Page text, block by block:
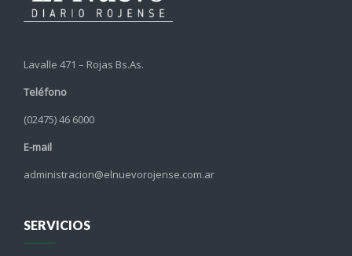
Lavalle 471 – Rojas Bs.As.
Teléfono
(02475) 46 6000
E-mail
administracion@elnuevorojense.com.ar
SERVICIOS